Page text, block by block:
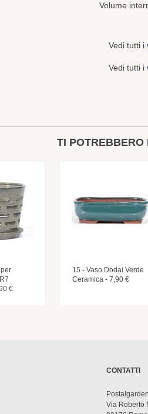
Volume
Vedi tutti i
Vedi tutti i
TI POTREBBERO
€
15 - Vaso Dodai Verde
Ceramica - 7,90 €
CONTATTI
Via Roberto